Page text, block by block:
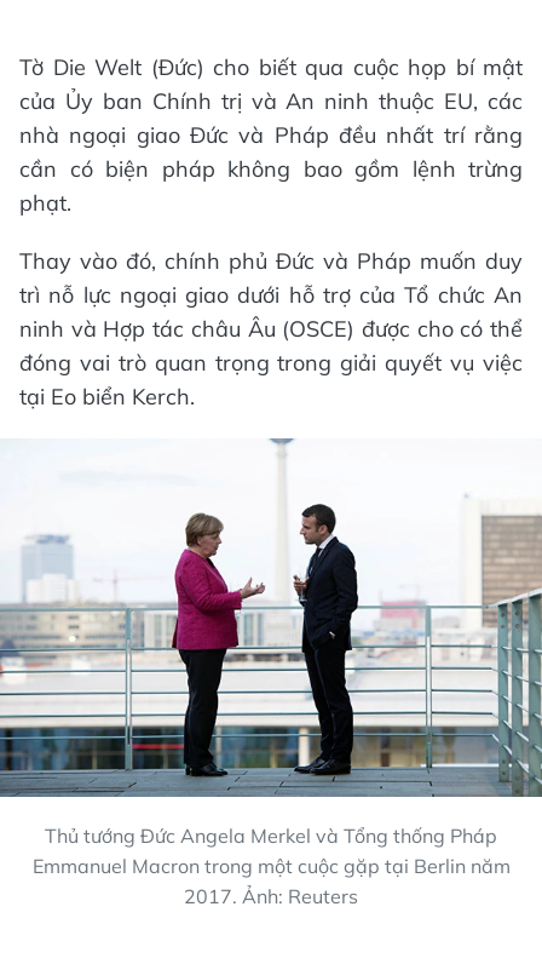
Tờ Die Welt (Đức) cho biết qua cuộc họp bí mật
của Ủy ban Chính trị và An ninh thuộc EU, các
nhà ngoại giao Đức và Pháp đều nhất trí rằng
cần có biện pháp không bao gồm lệnh trừng
phạt.
Thay vào đó, chính phủ Đức và Pháp muốn duy
trì nỗ lực ngoại giao dưới hỗ trợ của Tổ chức An
ninh và Hợp tác châu Âu (OSCE) được cho có thể
đóng vai trò quan trọng trong giải quyết vụ việc
tại Eo biển Kerch.
Thủ tướng Đức Angela Merkel và Tổng thống Pháp
Emmanuel Macron trong một cuộc gặp tại Berlin năm
2017. Ảnh: Reuters